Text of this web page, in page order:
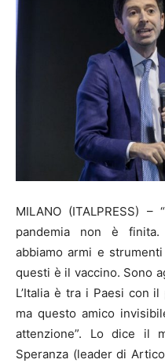
MILANO (ITALPRESS)
pandemia non è
abbiamo armi e
questi è il vaccino. Sono
L’Italia è tra i Paesi con
ma questo amico
attenzione”. Lo dice il
Speranza (leader di